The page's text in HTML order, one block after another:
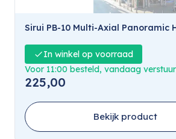
Sirui PB-10 Multi-Axial Panoramic
In winkel op voorraad
Voor 11:00 besteld, vandaag
225,00
Bekijk product